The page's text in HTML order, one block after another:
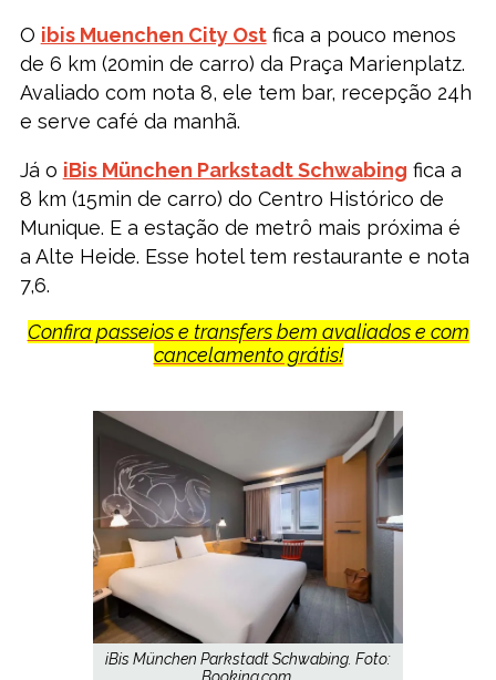
O ibis Muenchen City Ostfica a pouco menos
de 6 km (20min de carro) da Praça Marienplatz.
Avaliado com nota 8, ele tem bar, recepção 24h
e serve café da manhã.
Já o iBis München Parkstadt Schwabing fica a
8 km (15min de carro) do Centro Histórico de
Munique. E a estação de metrô mais próxima é
a Alte Heide. Esse hotel tem restaurante e nota
7,6.
Confira passeios e transfers bem avaliados e com
cancelamento grátis!
iBis München Parkstadt Schwabing. Foto: